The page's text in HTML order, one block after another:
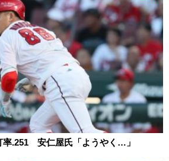
率.251 安仁屋氏「ようやく…」